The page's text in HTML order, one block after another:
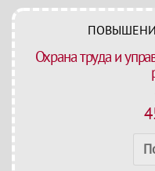
Охрана труда и